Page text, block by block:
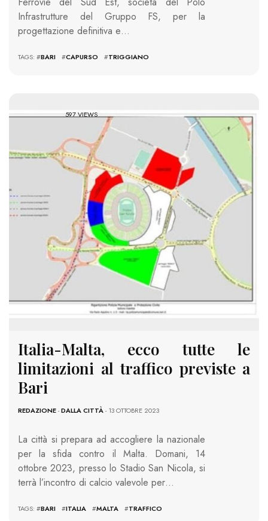
Infrastrutture del Gruppo FS, per la
progettazione definitiva e…
TAGS: #BARI #CAPURSO #TRIGGIANO
597 VIEWS
Italia-Malta, ecco tutte le
limitazioni al traffico previste a
Bari
REDAZIONE-DALLA CITTÀ- 13 OTTOBRE 2023
La città si prepara ad accogliere la nazionale
per la sfida contro il Malta. Domani, 14
ottobre 2023, presso lo Stadio San Nicola, si
terrà l’incontro di calcio valevole per…
TAGS: #BARI #ITALIA #MALTA #TRAFFICO